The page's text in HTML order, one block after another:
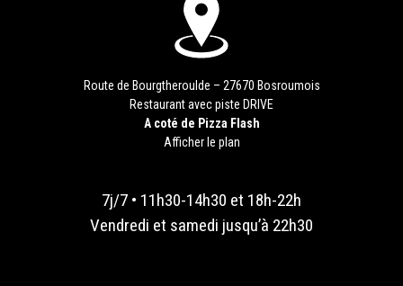
Route de Bourgtheroulde – 27670 Bosroumois
Restaurant avec piste DRIVE
A coté de Pizza Flash
Afficher le plan
7j/7 • 11h30-14h30 et 18h-22h
Vendredi et samedi jusqu’à 22h30